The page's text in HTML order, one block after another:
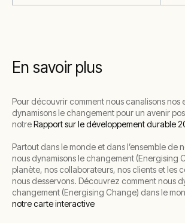
En savoir plus
Pour découvrir comment nous canalisons nos
dynamisons le changement pour un avenir
notreRapport sur le développement durable
Partout dans le monde et dans l’ensemble de
nous dynamisons le changement (Energising
planète, nos collaborateurs, nos clients et les
nous desservons. Découvrez comment nous
changement (Energising Change) dans le
notre carte interactive